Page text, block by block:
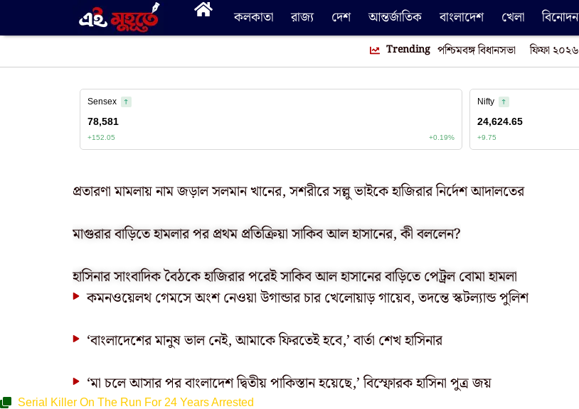
কলকাতা রাজ্য দেশ আন্তর্জাতিক বাংলাদেশ খেলা বিনোদন
Trending পশ্চিমবঙ্গ বিধানসভা ফিফা ২০২৬
প্রতারণা মামলায় নাম জড়াল সলমান খানের, সশরীরে সল্লু ভাইকে হাজিরার নির্দেশ আদালতের
মাগুরার বাড়িতে হামলার পর প্রথম প্রতিক্রিয়া সাকিব আল হাসানের, কী বললেন?
হাসিনার সাংবাদিক বৈঠকে হাজিরার পরেই সাকিব আল হাসানের বাড়িতে পেট্রল বোমা হামলা
কমনওয়েলথ গেমসে অংশ নেওয়া উগান্ডার চার খেলোয়াড় গায়েব, তদন্তে স্কটল্যান্ড পুলিশ
‘বাংলাদেশের মানুষ ভাল নেই, আমাকে ফিরতেই হবে,’ বার্তা শেখ হাসিনার
‘মা চলে আসার পর বাংলাদেশ দ্বিতীয় পাকিস্তান হয়েছে,’ বিস্ফোরক হাসিনা পুত্র জয়
Serial Killer On The Run For 24 Years Arrested